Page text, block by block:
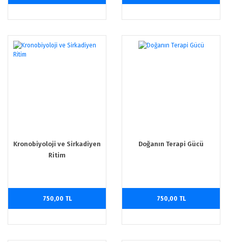
Kronobiyoloji ve Sirkadiyen
Ritim
750,00 TL
Doğanın Terapi Gücü
750,00 TL